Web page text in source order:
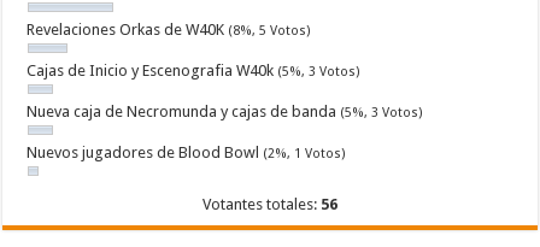
Revelaciones Orkas de W40K (8%, 5 Votos)
Cajas de Inicio y Escenografia W40k (5%, 3 Votos)
Nueva caja de Necromunda y cajas de banda (5%, 3 Votos)
Nuevos jugadores de Blood Bowl (2%, 1 Votos)
Votantes totales: 56